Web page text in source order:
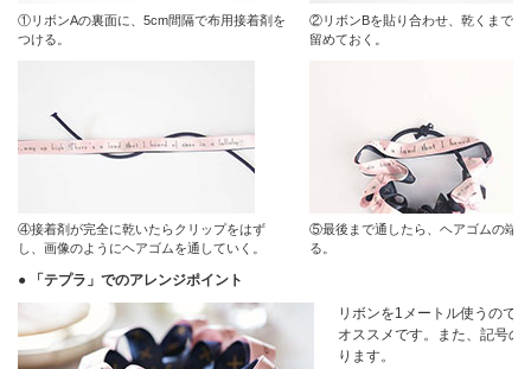
①リボンAの裏面に、5cm間隔で布用接着剤を
つける。
②リボンBを貼り合わせ、乾くまでク
留めておく。
④接着剤が完全に乾いたらクリップをはず
し、画像のようにヘアゴムを通していく。
⑤最後まで通したら、ヘアゴムの端
る。
● 「テプラ」でのアレンジポイント
リボンを1メートル使うので
オススメです。また、記号の
ります。